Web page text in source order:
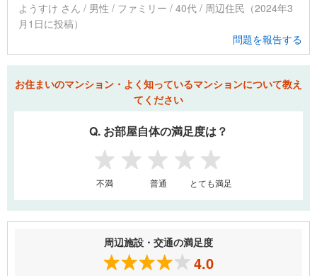
ようすけ さん / 男性 / ファミリー / 40代 / 周辺住民（2024年3
月1日に投稿）
問題を報告する
お住まいのマンション・よく知っているマンションについて教え
てください
Q. お部屋自体の満足度は？
1 2 3 4 5
不満 普通 とても満足
周辺施設・交通の満足度
4.0